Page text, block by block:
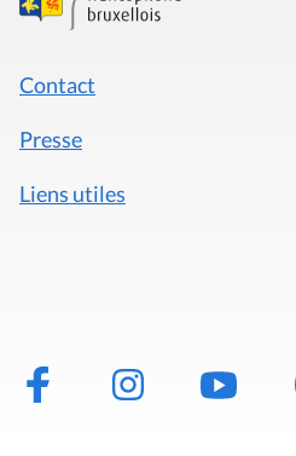
Contact
Presse
Liens utiles